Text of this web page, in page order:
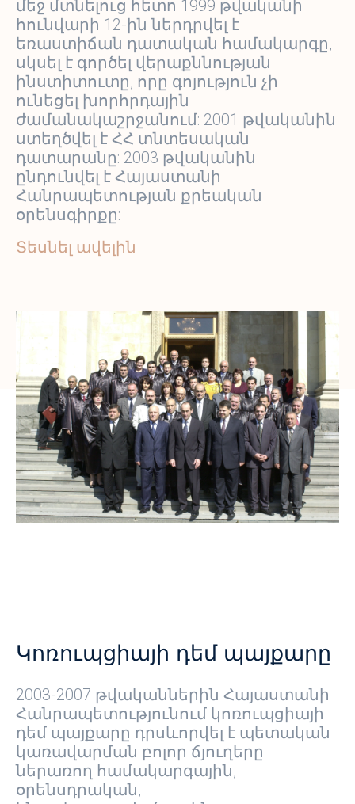
մեջ մտնելուց հետո 1999 թվականի
հունվարի 12-ին ներդրվել է
եռաստիճան դատական համակարգը,
սկսել է գործել վերաքննության
ինստիտուտը, որը գոյություն չի
ունեցել խորհրդային
ժամանակաշրջանում: 2001 թվականին
ստեղծվել է ՀՀ տնտեսական
դատարանը: 2003 թվականին
ընդունվել է Հայաստանի
Հանրապետության քրեական
օրենսգիրքը:
Տեսնել ավելին
Կոռուպցիայի դեմ պայքարը
2003-2007 թվականներին Հայաստանի
Հանրապետությունում կոռուպցիայի
դեմ պայքարը դրսևորվել է պետական
կառավարման բոլոր ճյուղերը
ներառող համակարգային,
օրենսդրական,